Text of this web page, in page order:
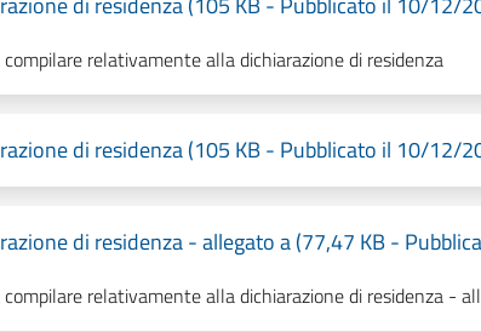
relativamente alla dichiarazione di residenza
di residenza (105 KB - Pubblicato il 10/12/
di residenza - allegato a (77,47 KB -
compilare relativamente alla dichiarazione di residenza -